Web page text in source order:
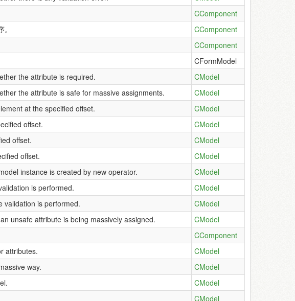
CComponent
CComponent
CComponent
CFormModel
the attribute is required.
CModel
the attribute is safe for massive assignments.
CModel
at the specified offset.
CModel
offset.
CModel
offset.
CModel
offset.
CModel
instance is created by new operator.
CModel
is performed.
CModel
validation is performed.
CModel
unsafe attribute is being massively assigned.
CModel
CComponent
attributes.
CModel
way.
CModel
CModel
CModel